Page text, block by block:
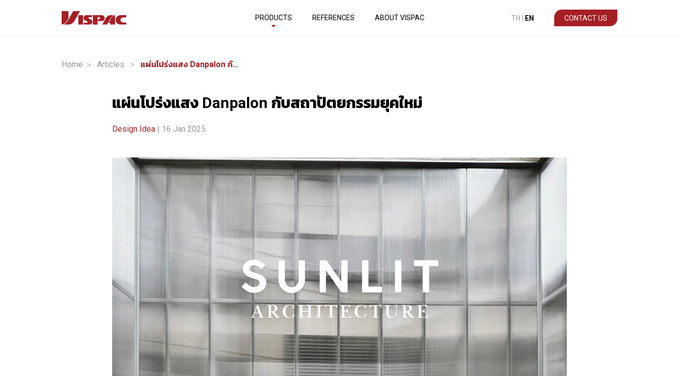
PRODUCTS REFERENCES ABOUT VISPAC TH | EN CONTACT US
Home ＞ Articles ＞ แผ่นโปร่งแสง Danpalon กับสถาปัตยกรรมยุคใหม่
แผ่นโปร่งแสง Danpalon กับสถาปัตยกรรมยุคใหม่
Design Idea | 16 Jan 2025